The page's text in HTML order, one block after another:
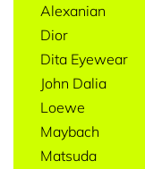
Alexanian
Dior
Dita Eyewear
John Dalia
Loewe
Maybach
Matsuda